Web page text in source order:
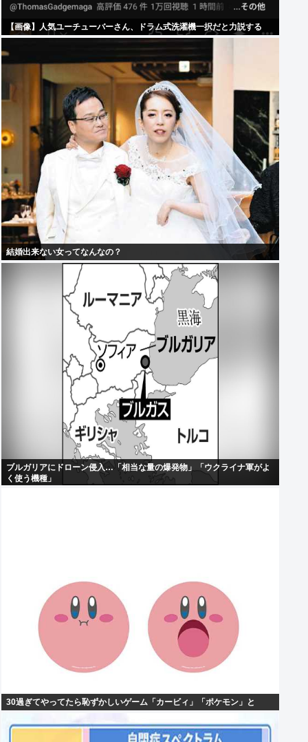
【画像】人気ユーチューバーさん、ドラム式洗濯機一択だと力説する
結婚出来ない女ってなんなの？
ブルガリアにドローン侵入…「相当な量の爆発物」「ウクライナ軍がよ
く使う機種」
30過ぎてやってたら恥ずかしいゲーム「カービィ」「ポケモン」と